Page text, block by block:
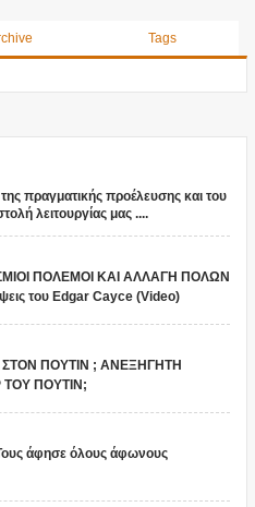
Tags
πραγματικής προέλευσης και του
λειτουργίας μας ....
ΠΟΛΕΜΟΙ ΚΑΙ ΑΛΛΑΓΗ ΠΟΛΩΝ
του Edgar Cayce (Video)
ΠΟΥΤΙΝ ; ΑΝΕΞΗΓΗΤΗ
ΠΟΥΤΙΝ;
άφησε όλους άφωνους